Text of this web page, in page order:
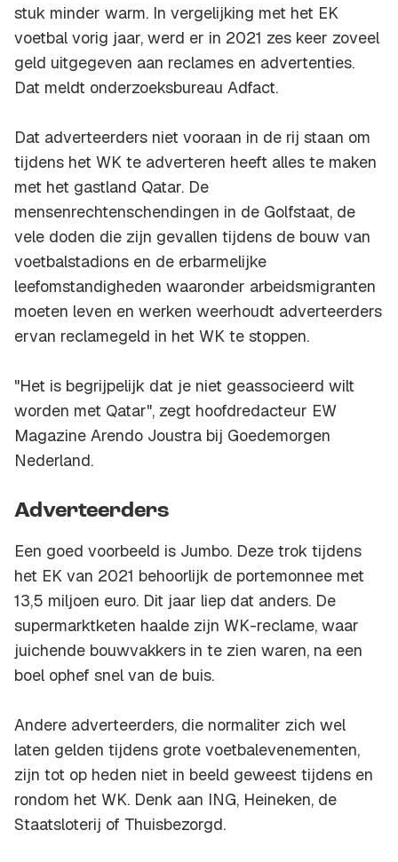
stuk minder warm. In vergelijking met het EK
voetbal vorig jaar, werd er in 2021 zes keer zoveel
geld uitgegeven aan reclames en advertenties.
Dat meldt onderzoeksbureau Adfact.
Dat adverteerders niet vooraan in de rij staan om
tijdens het WK te adverteren heeft alles te maken
met het gastland Qatar. De
mensenrechtenschendingen in de Golfstaat, de
vele doden die zijn gevallen tijdens de bouw van
voetbalstadions en de erbarmelijke
leefomstandigheden waaronder arbeidsmigranten
moeten leven en werken weerhoudt adverteerders
ervan reclamegeld in het WK te stoppen.
"Het is begrijpelijk dat je niet geassocieerd wilt
worden met Qatar", zegt hoofdredacteur EW
Magazine Arendo Joustra bij Goedemorgen
Nederland.
Adverteerders
Een goed voorbeeld is Jumbo. Deze trok tijdens
het EK van 2021 behoorlijk de portemonnee met
13,5 miljoen euro. Dit jaar liep dat anders. De
supermarktketen haalde zijn WK-reclame, waar
juichende bouwvakkers in te zien waren, na een
boel ophef snel van de buis.
Andere adverteerders, die normaliter zich wel
laten gelden tijdens grote voetbalevenementen,
zijn tot op heden niet in beeld geweest tijdens en
rondom het WK. Denk aan ING, Heineken, de
Staatsloterij of Thuisbezorgd.